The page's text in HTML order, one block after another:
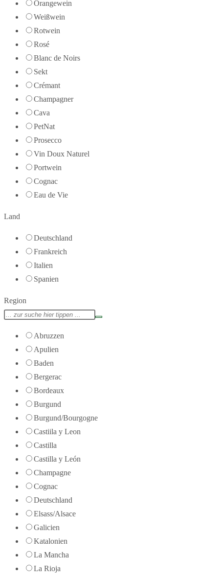
Orangewein
Weißwein
Rotwein
Rosé
Blanc de Noirs
Sekt
Crémant
Champagner
Cava
PetNat
Prosecco
Vin Doux Naturel
Portwein
Cognac
Eau de Vie
Land
Deutschland
Frankreich
Italien
Spanien
Region
Abruzzen
Apulien
Baden
Bergerac
Bordeaux
Burgund
Burgund/Bourgogne
Castiila y Leon
Castilla
Castilla y León
Champagne
Cognac
Deutschland
Elsass/Alsace
Galicien
Katalonien
La Mancha
La Rioja